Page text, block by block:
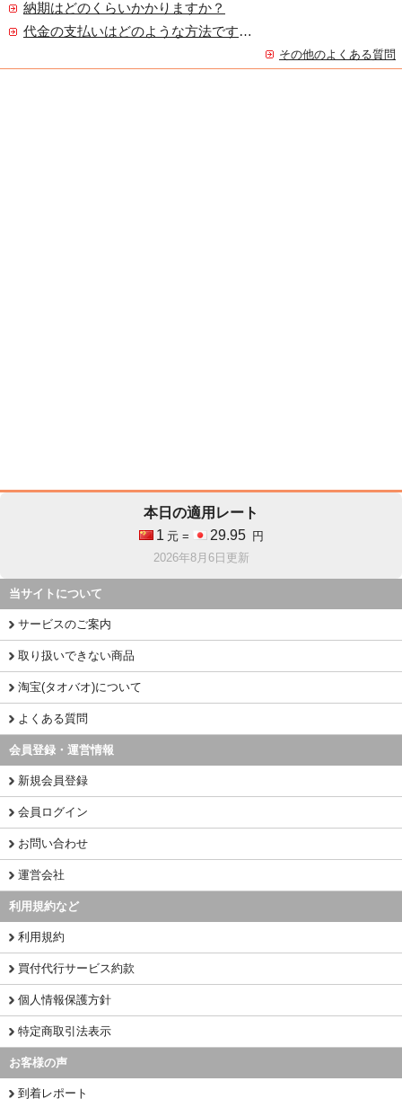
納期はどのくらいかかりますか？
代金の支払いはどのような方法ですか？
その他のよくある質問
本日の適用レート
1 元 = 29.95
円
2026年8月6日更新
当サイトについて
サービスのご案内
取り扱いできない商品
淘宝(タオバオ)について
よくある質問
会員登録・運営情報
新規会員登録
会員ログイン
お問い合わせ
運営会社
利用規約など
利用規約
買付代行サービス約款
個人情報保護方針
特定商取引法表示
お客様の声
到着レポート